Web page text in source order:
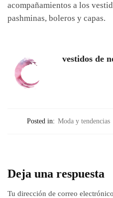
acompañamientos a los
pashminas, boleros y capas.
vestidos de
Posted in: Moda y tendencias
Deja una respuesta
Tu dirección de correo